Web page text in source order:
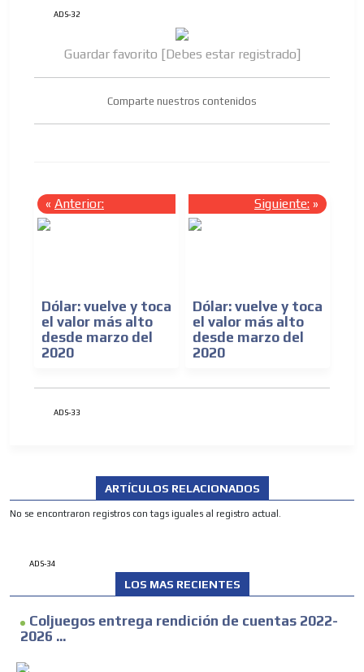
ADS-32
Guardar favorito [Debes estar registrado]
Comparte nuestros contenidos
« Anterior:
Dólar: vuelve y toca
el valor más alto
desde marzo del
2020
Siguiente: »
Dólar: vuelve y toca
el valor más alto
desde marzo del
2020
ADS-33
ARTÍCULOS RELACIONADOS
No se encontraron registros con tags iguales al registro actual.
ADS-34
LOS MAS RECIENTES
Coljuegos entrega rendición de cuentas 2022-
2026 ...